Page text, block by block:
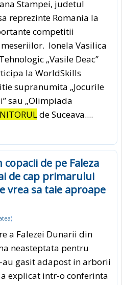
Stampei, judetul
reprezinte Romania la
competitii
Ionela Vasilica
„Vasile Deac”
la WorldSkills
supranumita „Jocurile
sau „Olimpiada
de Suceava....
de pe Faleza
de cap primarului
vrea sa taie aproape
)
a Falezei Dunarii din
neasteptata pentru
gasit adapost in arborii
explicat intr-o conferinta